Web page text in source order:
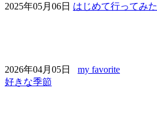
2025年05月06日 はじめて行ってみた
2026年04月05日 my favorite
好きな季節